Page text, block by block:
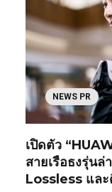
NEWS PR
เปิดตัว
สายเรือธงรุ่นล่
Lossless แล